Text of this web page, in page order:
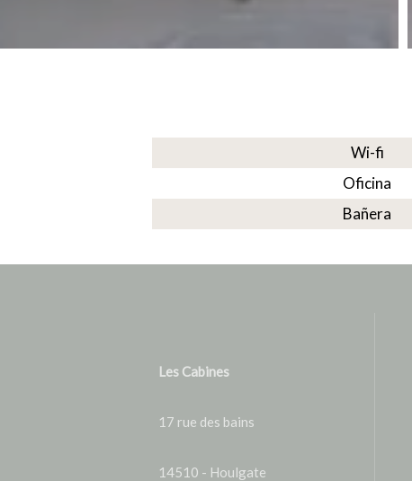
Wi-fi
Oficina
Bañera
Les Cabines
17 rue des bains
14510 - Houlgate